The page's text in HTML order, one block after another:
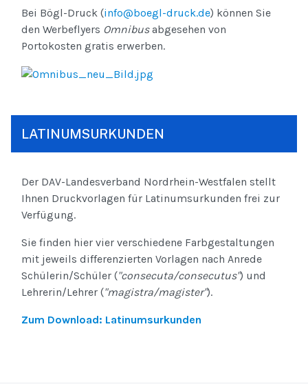
Bei Bögl-Druck (info@boegl-druck.de) können Sie
den Werbeflyers Omnibusabgesehen von
Portokosten gratis erwerben.
LATINUMSURKUNDEN
Der DAV-Landesverband Nordrhein-Westfalen stellt
Ihnen Druckvorlagen für Latinumsurkunden frei zur
Verfügung.
Sie finden hier vier verschiedene Farbgestaltungen
mit jeweils differenzierten Vorlagen nach Anrede
Schülerin/Schüler ("consecuta/consecutus") und
Lehrerin/Lehrer ("magistra/magister").
Zum Download: Latinumsurkunden